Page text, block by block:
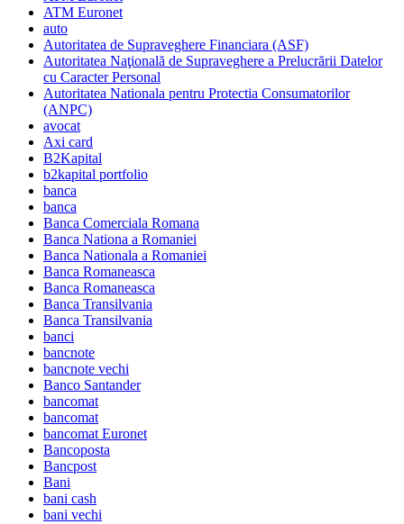
ATM Euronet
auto
Autoritatea de Supraveghere Financiara (ASF)
Autoritatea Naţională de Supraveghere a Prelucrării Datelor
cu Caracter Personal
Autoritatea Nationala pentru Protectia Consumatorilor
(ANPC)
avocat
Axi card
B2Kapital
b2kapital portfolio
banca
banca
Banca Comerciala Romana
Banca Nationa a Romaniei
Banca Nationala a Romaniei
Banca Romaneasca
Banca Romaneasca
Banca Transilvania
Banca Transilvania
banci
bancnote
bancnote vechi
Banco Santander
bancomat
bancomat
bancomat Euronet
Bancoposta
Bancpost
Bani
bani cash
bani vechi